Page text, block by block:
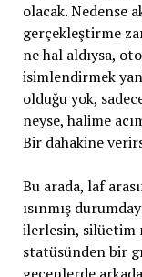
olacak. Nedense
gerçekleştirme
ne hal aldıysa,
isimlendirmek
olduğu yok,
neyse, halime
Bir dahakine
Bu arada, laf
ısınmış
ilerlesin, silüetim
statüsünden bir